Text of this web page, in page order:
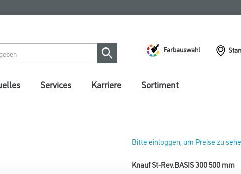
Farbauswahl
Services Karriere Sortiment
Bitte einloggen, um Preise zu
Knauf St-Rev.BASIS 300 500 mm